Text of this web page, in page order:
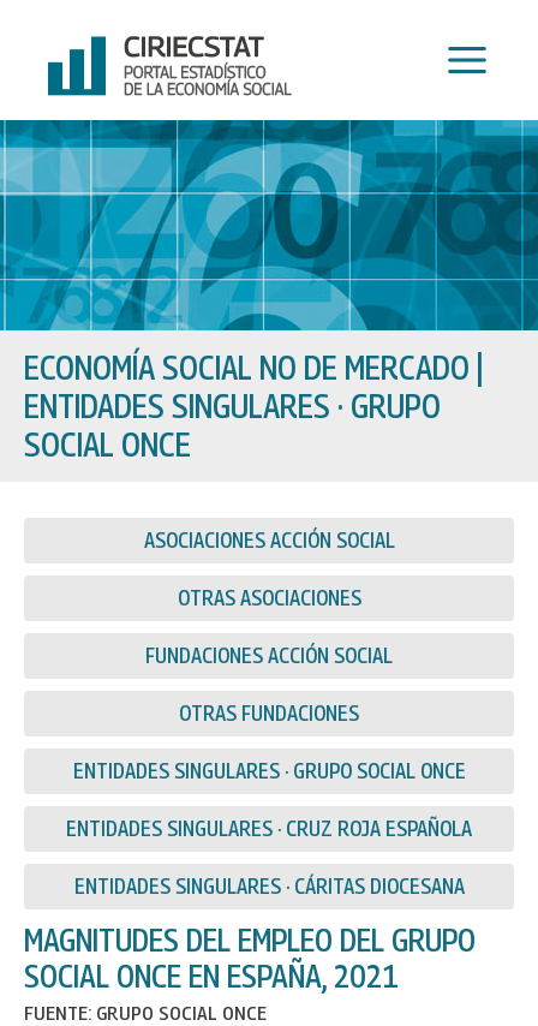
contenido
ECONOMÍA SOCIAL NO DE MERCADO
ENTIDADES SINGULARES · GRUPO
SOCIAL ONCE
ASOCIACIONES ACCIÓN SOCIAL
OTRAS ASOCIACIONES
FUNDACIONES ACCIÓN SOCIAL
OTRAS FUNDACIONES
ENTIDADES SINGULARES · GRUPO SOCIAL ONCE
ENTIDADES SINGULARES · CRUZ ROJA ESPAÑOLA
ENTIDADES SINGULARES · CÁRITAS DIOCESANA
MAGNITUDES DEL EMPLEO DEL GRUPO
SOCIAL ONCE EN ESPAÑA, 2021
FUENTE: GRUPO SOCIAL ONCE